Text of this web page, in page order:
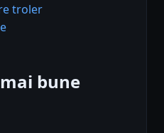
troler
bune